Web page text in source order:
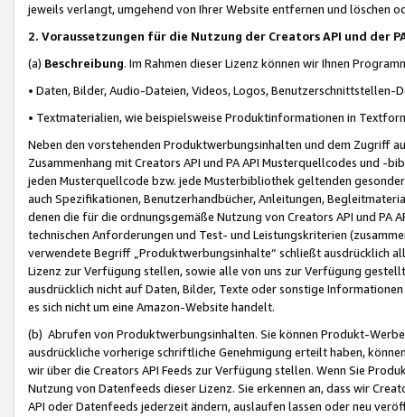
jeweils verlangt, umgehend von Ihrer Website entfernen und löschen
2. Voraussetzungen für die Nutzung der Creators API und der
(a) Beschreibung. Im Rahmen dieser Lizenz können wir Ihnen
• Daten, Bilder, Audio-Dateien, Videos, Logos, Benutzerschnittstellen-
• Textmaterialien, wie beispielsweise Produktinformationen in
Neben den vorstehenden Produktwerbungsinhalten und dem Zugriff
Zusammenhang mit Creators API und PA API Musterquellcodes und
jeden Musterquellcode bzw. jede Musterbibliothek geltenden
auch Spezifikationen, Benutzerhandbücher, Anleitungen,
denen die für die ordnungsgemäße Nutzung von Creators API und PA
technischen Anforderungen und Test- und Leistungskriterien
verwendete Begriff „Produktwerbungsinhalte“ schließt ausdrücklich
Lizenz zur Verfügung stellen, sowie alle von uns zur Verfügung
ausdrücklich nicht auf Daten, Bilder, Texte oder sonstige
es sich nicht um eine Amazon-Website handelt.
(b) Abrufen von Produktwerbungsinhalten. Sie können Produkt-
ausdrückliche vorherige schriftliche Genehmigung erteilt haben,
wir über die Creators API Feeds zur Verfügung stellen. Wenn Sie
Nutzung von Datenfeeds dieser Lizenz. Sie erkennen an, dass wir
API oder Datenfeeds jederzeit ändern, auslaufen lassen oder neu